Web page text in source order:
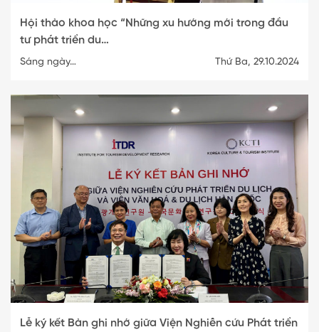
Hội thảo khoa học “Những xu hướng mới trong đầu
tư phát triển du…
Sáng ngày… Thứ Ba, 29.10.2024
Lễ ký kết Bản ghi nhớ giữa Viện Nghiên cứu Phát triển